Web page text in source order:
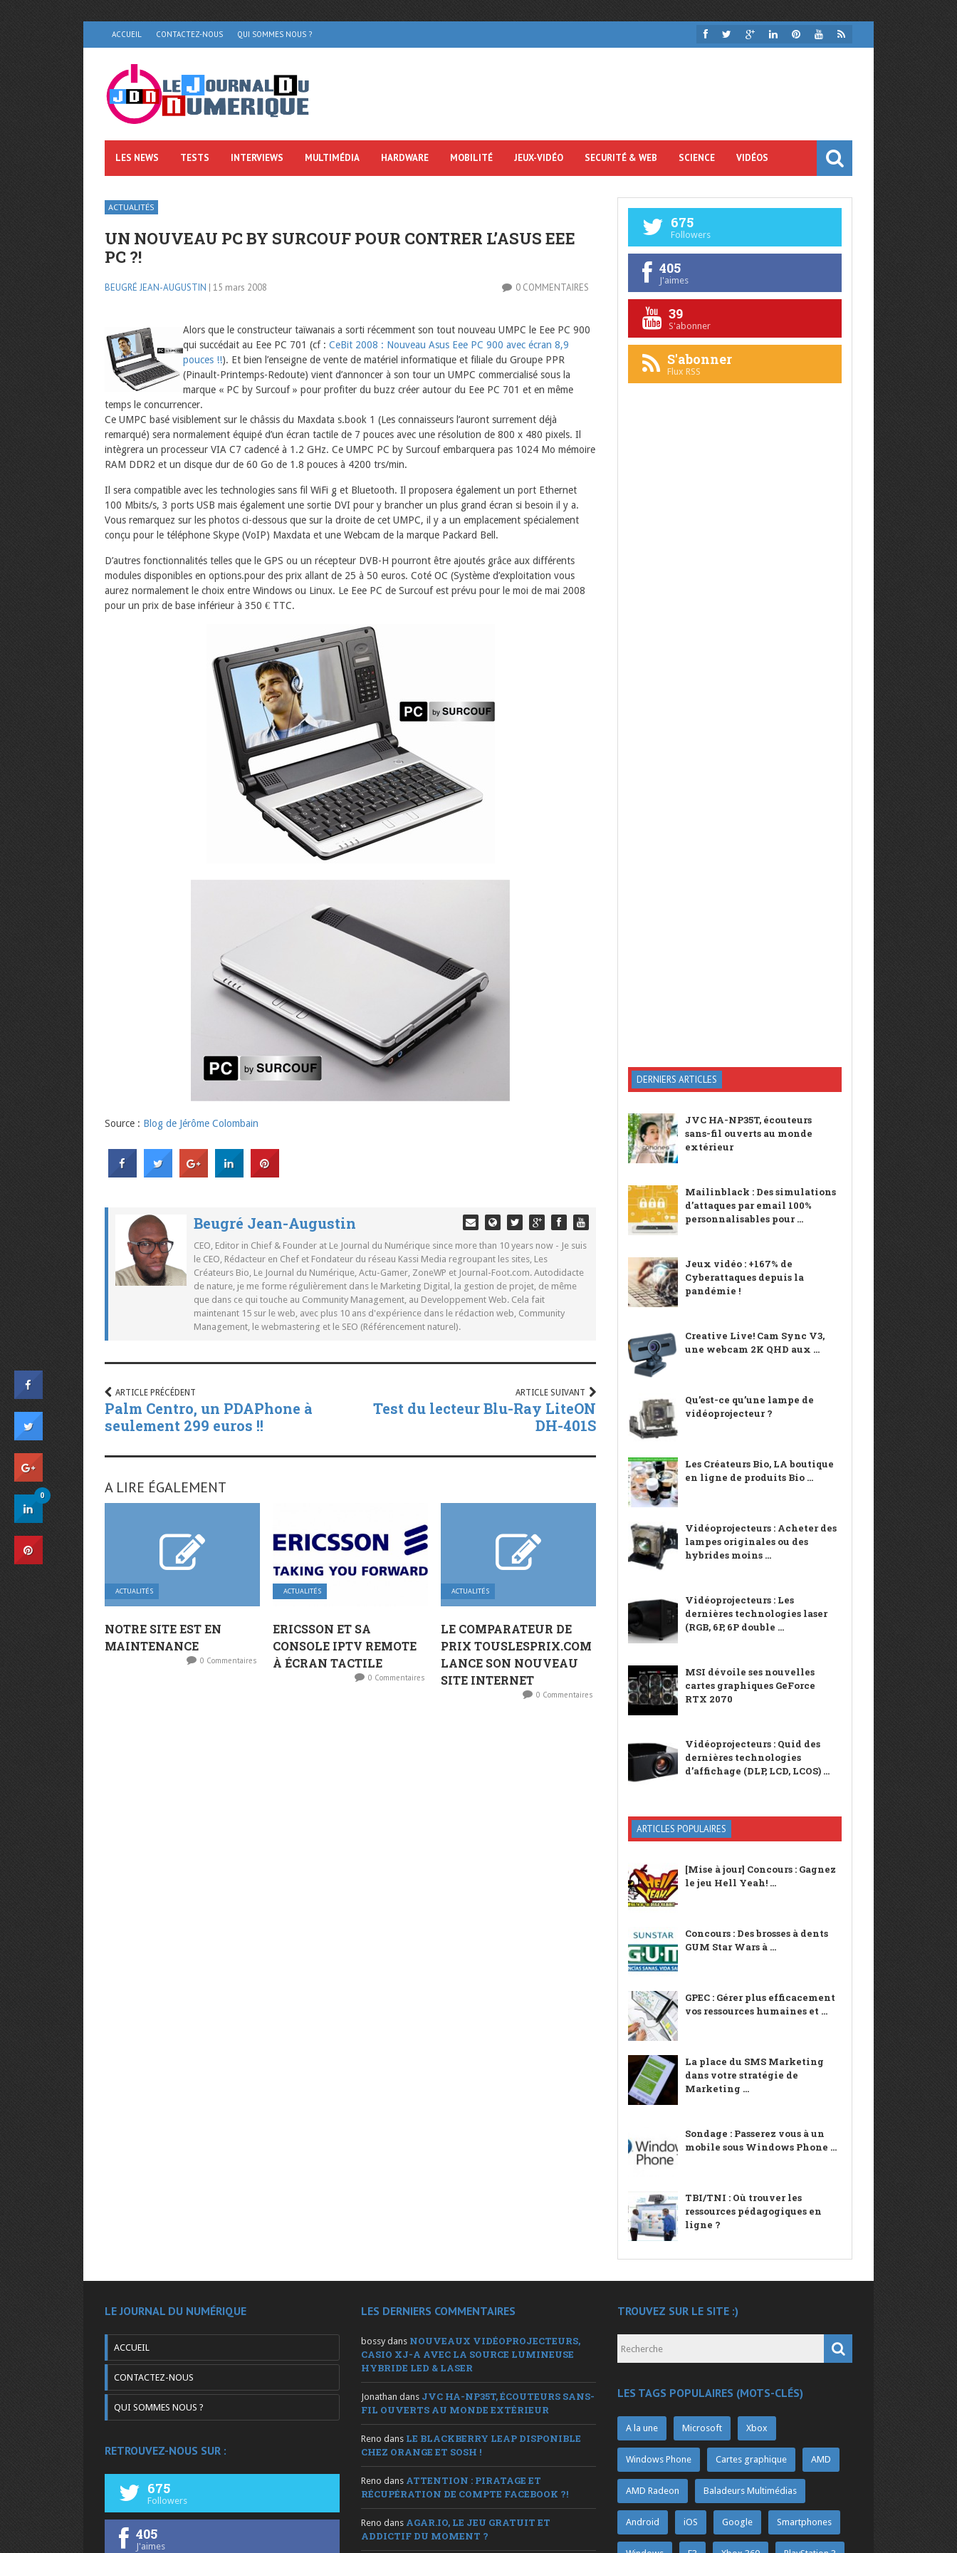
ACCUEIL CONTACTEZ-NOUS QUI SOMMES NOUS ?
LES NEWS TESTS INTERVIEWS MULTIMÉDIA HARDWARE MOBILITÉ JEUX-VIDÉO SECURITÉ & WEB SCIENCE VIDÉOS
ACTUALITÉS
UN NOUVEAU PC BY SURCOUF POUR CONTRER L’ASUS EEE
PC ?!
BEUGRÉ JEAN-AUGUSTIN | 15 mars 2008 0 COMMENTAIRES
Alors que le constructeur taïwanais a sorti récemment son tout nouveau UMPC le Eee PC 900
qui succédait au Eee PC 701 (cf : CeBit 2008 : Nouveau Asus Eee PC 900 avec écran 8,9
pouces !!). Et bien l’enseigne de vente de matériel informatique et filiale du Groupe PPR
(Pinault-Printemps-Redoute) vient d’annoncer à son tour un UMPC commercialisé sous la
marque « PC by Surcouf » pour profiter du buzz créer autour du Eee PC 701 et en même
temps le concurrencer.
Ce UMPC basé visiblement sur le châssis du Maxdata s.book 1 (Les connaisseurs l’auront surrement déjà
remarqué) sera normalement équipé d’un écran tactile de 7 pouces avec une résolution de 800 x 480 pixels. Il
intègrera un processeur VIA C7 cadencé à 1.2 GHz. Ce UMPC PC by Surcouf embarquera pas 1024 Mo mémoire
RAM DDR2 et un disque dur de 60 Go de 1.8 pouces à 4200 trs/min.
Il sera compatible avec les technologies sans fil WiFi g et Bluetooth. Il proposera également un port Ethernet
100 Mbits/s, 3 ports USB mais également une sortie DVI pour y brancher un plus grand écran si besoin il y a.
Vous remarquez sur les photos ci-dessous que sur la droite de cet UMPC, il y a un emplacement spécialement
conçu pour le téléphone Skype (VoIP) Maxdata et une Webcam de la marque Packard Bell.
D’autres fonctionnalités telles que le GPS ou un récepteur DVB-H pourront être ajoutés grâce aux différents
modules disponibles en options.pour des prix allant de 25 à 50 euros. Coté OC (Système d’exploitation vous
aurez normalement le choix entre Windows ou Linux. Le Eee PC de Surcouf est prévu pour le moi de mai 2008
pour un prix de base inférieur à 350 € TTC.
Source : Blog de Jérôme Colombain
Beugré Jean-Augustin
CEO, Editor in Chief & Founder at Le Journal du Numérique since more than 10 years now - Je suis
le CEO, Rédacteur en Chef et Fondateur du réseau Kassi Media regroupant les sites, Les
Créateurs Bio, Le Journal du Numérique, Actu-Gamer, ZoneWP et Journal-Foot.com. Autodidacte
de nature, je me forme régulièrement dans le Marketing Digital, la gestion de projet, de même
que dans ce qui touche au Community Management, au Developpement Web. Cela fait
maintenant 15 sur le web, avec plus 10 ans d'expérience dans le rédaction web, Community
Management, le webmastering et le SEO (Référencement naturel).
ARTICLE PRÉCÉDENT
Palm Centro, un PDAPhone à
seulement 299 euros !!
ARTICLE SUIVANT
Test du lecteur Blu-Ray LiteON
DH-401S
A LIRE ÉGALEMENT
ACTUALITÉS
NOTRE SITE EST EN
MAINTENANCE
0 Commentaires
ACTUALITÉS
ERICSSON ET SA
CONSOLE IPTV REMOTE
À ÉCRAN TACTILE
0 Commentaires
ACTUALITÉS
LE COMPARATEUR DE
PRIX TOUSLESPRIX.COM
LANCE SON NOUVEAU
SITE INTERNET
0 Commentaires
675
Followers
405
J'aimes
39
S'abonner
S'abonner
Flux RSS
DERNIERS ARTICLES
JVC HA-NP35T, écouteurs
sans-fil ouverts au monde
extérieur
Mailinblack : Des simulations
d’attaques par email 100%
personnalisables pour ...
Jeux vidéo : +167% de
Cyberattaques depuis la
pandémie !
Creative Live! Cam Sync V3,
une webcam 2K QHD aux ...
Qu’est-ce qu’une lampe de
vidéoprojecteur ?
Les Créateurs Bio, LA boutique
en ligne de produits Bio ...
Vidéoprojecteurs : Acheter des
lampes originales ou des
hybrides moins ...
Vidéoprojecteurs : Les
dernières technologies laser
(RGB, 6P, 6P double ...
MSI dévoile ses nouvelles
cartes graphiques GeForce
RTX 2070
Vidéoprojecteurs : Quid des
dernières technologies
d’affichage (DLP, LCD, LCOS) ...
ARTICLES POPULAIRES
[Mise à jour] Concours : Gagnez
le jeu Hell Yeah! ...
Concours : Des brosses à dents
GUM Star Wars à ...
GPEC : Gérer plus efficacement
vos ressources humaines et ...
La place du SMS Marketing
dans votre stratégie de
Marketing ...
Sondage : Passerez vous à un
mobile sous Windows Phone ...
TBI/TNI : Où trouver les
ressources pédagogiques en
ligne ?
LE JOURNAL DU NUMÉRIQUE
ACCUEIL
CONTACTEZ-NOUS
QUI SOMMES NOUS ?
RETROUVEZ-NOUS SUR :
675
Followers
405
J'aimes
LES DERNIERS COMMENTAIRES
bossy dans NOUVEAUX VIDÉOPROJECTEURS,
CASIO XJ-A AVEC LA SOURCE LUMINEUSE
HYBRIDE LED & LASER
Jonathan dans JVC HA-NP35T, ÉCOUTEURS SANS-
FIL OUVERTS AU MONDE EXTÉRIEUR
Reno dans LE BLACKBERRY LEAP DISPONIBLE
CHEZ ORANGE ET SOSH !
Reno dans ATTENTION : PIRATAGE ET
RÉCUPÉRATION DE COMPTE FACEBOOK ?!
Reno dans AGAR.IO, LE JEU GRATUIT ET
ADDICTIF DU MOMENT ?
TROUVEZ SUR LE SITE :)
LES TAGS POPULAIRES (MOTS-CLÉS)
A la une Microsoft Xbox
Windows Phone Cartes graphique AMD
AMD Radeon Baladeurs Multimédias
Android iOS Google Smartphones
0